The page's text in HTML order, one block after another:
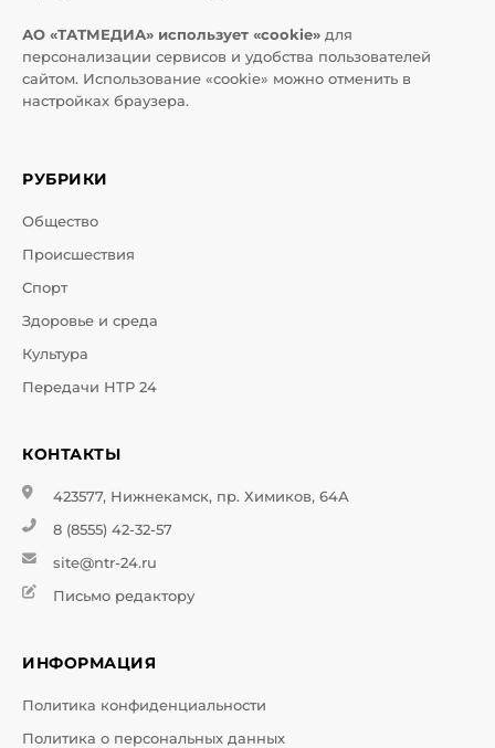
АО «ТАТМЕДИА» использует «cookie» для
персонализации сервисов и удобства пользователей
сайтом. Использование «cookie» можно отменить в
настройках браузера.
РУБРИКИ
Общество
Происшествия
Спорт
Здоровье и среда
Культура
Передачи НТР 24
КОНТАКТЫ
423577, Нижнекамск, пр. Химиков, 64А
8 (8555) 42-32-57
site@ntr-24.ru
Письмо редактору
ИНФОРМАЦИЯ
Политика конфиденциальности
Политика о персональных данных